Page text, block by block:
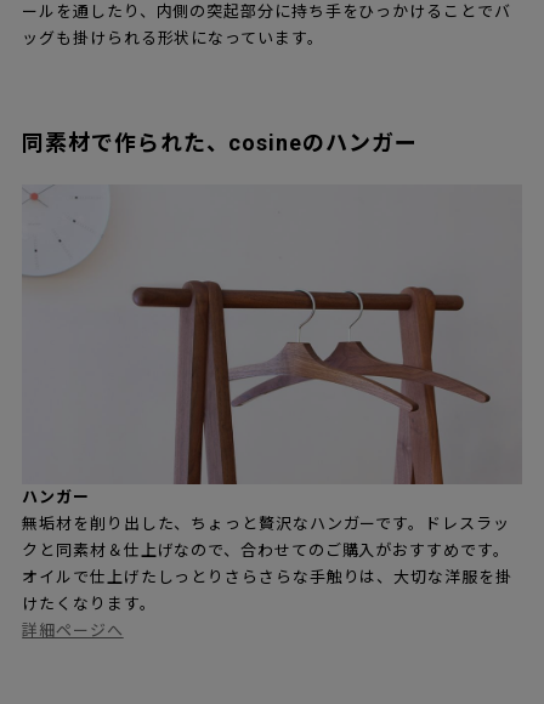
ールを通したり、内側の突起部分に持ち手をひっかけることでバ
ッグも掛けられる形状になっています。
同素材で作られた、cosineのハンガー
ハンガー
無垢材を削り出した、ちょっと贅沢なハンガーです。ドレスラッ
クと同素材＆仕上げなので、合わせてのご購入がおすすめです。
オイルで仕上げたしっとりさらさらな手触りは、大切な洋服を掛
けたくなります。
詳細ページへ